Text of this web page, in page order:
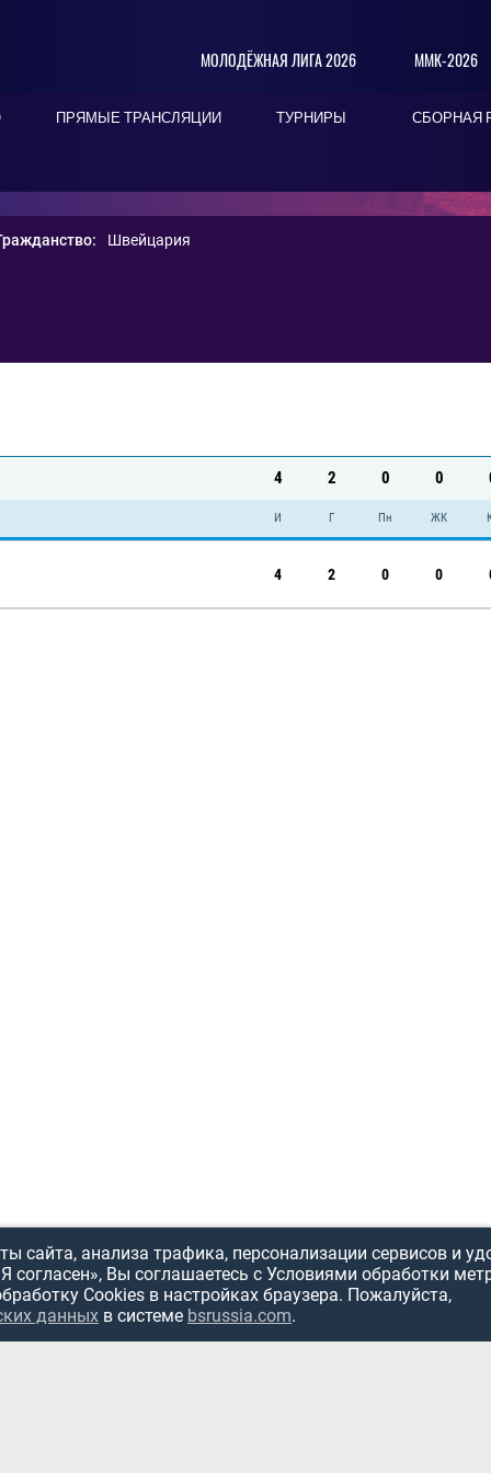
МОЛОДЁЖНАЯ ЛИГА 2026 ММК-2026
ПРЯМЫЕ ТРАНСЛЯЦИИ ТУРНИРЫ СБОРНАЯ
Швейцария
4 2 0 0
И Г Пн ЖК
4 2 0 0
сайта, анализа трафика, персонализации сервисов и
согласен», Вы соглашаетесь с Условиями обработки
Cookies в настройках браузера. Пожалуйста,
данных в системе bsrussia.com.